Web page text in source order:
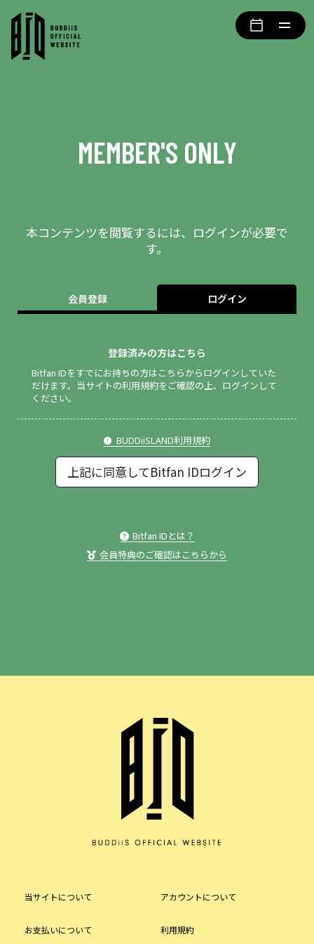
MEMBER'S ONLY
本コンテンツを閲覧するには、ログインが必要で
す。
会員登録 ログイン
登録済みの方はこちら
Bitfan IDをすでにお持ちの方はこちらからログインしていた
だけます。 当サイトの利用規約をご確認の上、ログインして
ください。
BUDDiiSLAND利用規約
上記に同意してBitfan IDログイン
Bitfan IDとは？
会員特典のご確認はこちらから
当サイトについて アカウントについて
お支払いについて 利用規約